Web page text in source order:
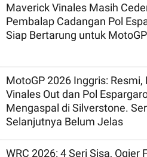
Maverick Vinales Masih
Pembalap Cadangan Pol
Siap Bertarung untuk
MotoGP 2026 Inggris:
Vinales Out dan Pol
Mengaspal di Silverstone.
Selanjutnya Belum Jelas
WRC 2026: 4 Seri Sisa, Ogier